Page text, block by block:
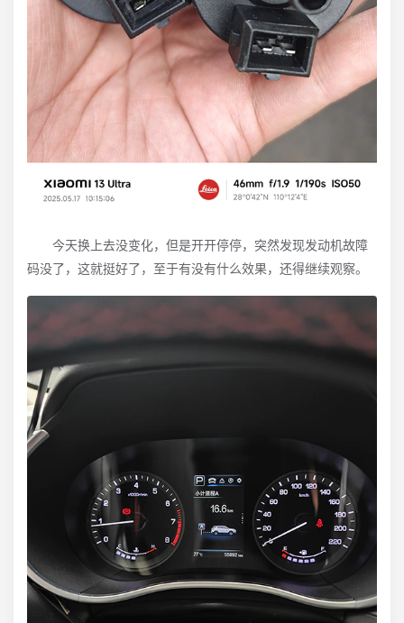
今天换上去没变化，但是开开停停，突然发现发动机故障
码没了，这就挺好了，至于有没有什么效果，还得继续观察。